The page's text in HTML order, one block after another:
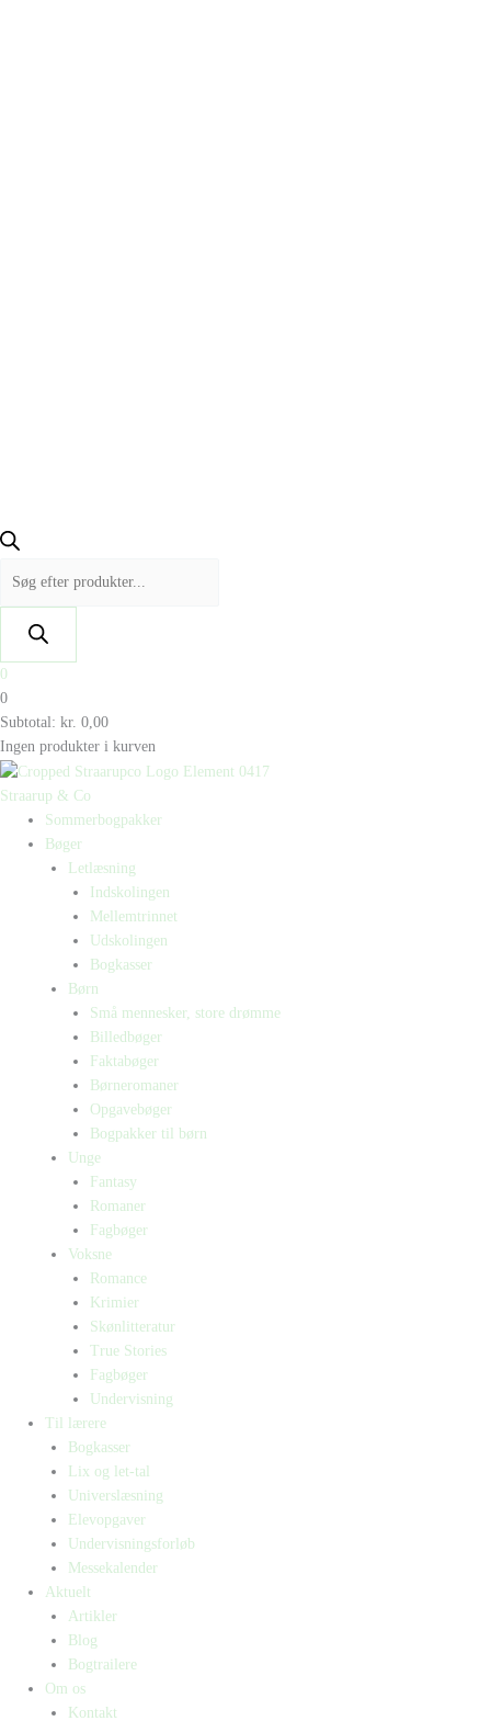
0
0
Subtotal: kr. 0,00
Ingen produkter i kurven
Straarup & Co
Sommerbogpakker
Bøger
Letlæsning
Indskolingen
Mellemtrinnet
Udskolingen
Bogkasser
Børn
Små mennesker, store drømme
Billedbøger
Faktabøger
Børneromaner
Opgavebøger
Bogpakker til børn
Unge
Fantasy
Romaner
Fagbøger
Voksne
Romance
Krimier
Skønlitteratur
True Stories
Fagbøger
Undervisning
Til lærere
Bogkasser
Lix og let-tal
Universlæsning
Elevopgaver
Undervisningsforløb
Messekalender
Aktuelt
Artikler
Blog
Bogtrailere
Om os
Kontakt